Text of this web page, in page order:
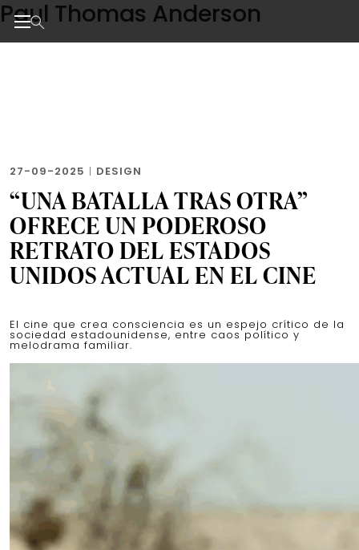
Skip
to
the
Paul Thomas Anderson
27-09-2025 | DESIGN
“UNA BATALLA TRAS OTRA”
OFRECE UN PODEROSO
RETRATO DEL ESTADOS
UNIDOS ACTUAL EN EL CINE
El cine que crea consciencia es un espejo crítico de la
sociedad estadounidense, entre caos político y
melodrama familiar.